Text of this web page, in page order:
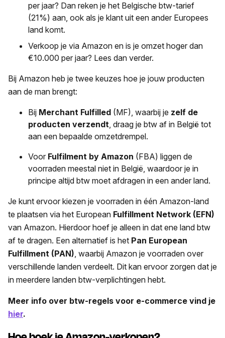
per jaar? Dan reken je het Belgische btw-tarief
(21%) aan, ook als je klant uit een ander Europees
land komt.
Verkoop je via Amazon en is je omzet hoger dan
€10.000 per jaar? Lees dan verder.
Bij Amazon heb je twee keuzes hoe je jouw producten
aan de man brengt:
Bij Merchant Fulfilled (MF), waarbij je zelf de
producten verzendt, draag je btw af in België tot
aan een bepaalde omzetdrempel.
Voor Fulfilment by Amazon (FBA) liggen de
voorraden meestal niet in België, waardoor je in
principe altijd btw moet afdragen in een ander land.
Je kunt ervoor kiezen je voorraden in één Amazon-land
te plaatsen via het European Fulfillment Network (EFN)
van Amazon. Hierdoor hoef je alleen in dat ene land btw
af te dragen. Een alternatief is het Pan European
Fulfillment (PAN), waarbij Amazon je voorraden over
verschillende landen verdeelt. Dit kan ervoor zorgen dat je
in meerdere landen btw-verplichtingen hebt.
Meer info over btw-regels voor e-commerce vind je
hier.